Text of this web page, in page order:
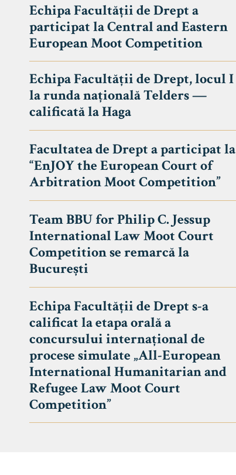
Echipa Facultății de Drept a
participat la Central and Eastern
European Moot Competition
Echipa Facultății de Drept, locul I
la runda națională Telders —
calificată la Haga
Facultatea de Drept a participat la
“EnJOY the European Court of
Arbitration Moot Competition”
Team BBU for Philip C. Jessup
International Law Moot Court
Competition se remarcă la
București
Echipa Facultății de Drept s-a
calificat la etapa orală a
concursului internațional de
procese simulate „All-European
International Humanitarian and
Refugee Law Moot Court
Competition”